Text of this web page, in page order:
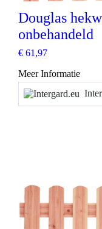
Douglas
onbehandeld
€ 61,97
Meer Informatie